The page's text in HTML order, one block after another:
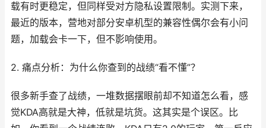
载有时更稳定，但同样受对方隐私设置限制。实测下来，
最近的版本，营地对部分安卓机型的兼容性偶尔会有小问
题，加载会卡一下，但不影响使用。
2. 痛点分析：为什么你查到的战绩“看不懂”？
很多新手查了战绩，一堆数据摆眼前却不知道怎么看，感
觉KDA高就是大神，低就是坑货。这其实是个误区。比